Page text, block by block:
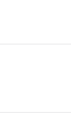
ルをご用意して
」の描き下ろし